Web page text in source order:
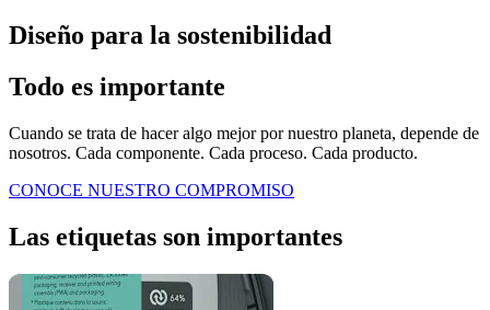
Diseño para la sostenibilidad
Todo es importante
Cuando se trata de hacer algo mejor por nuestro planeta, depende de
nosotros. Cada componente. Cada proceso. Cada producto.
CONOCE NUESTRO COMPROMISO
Las etiquetas son importantes